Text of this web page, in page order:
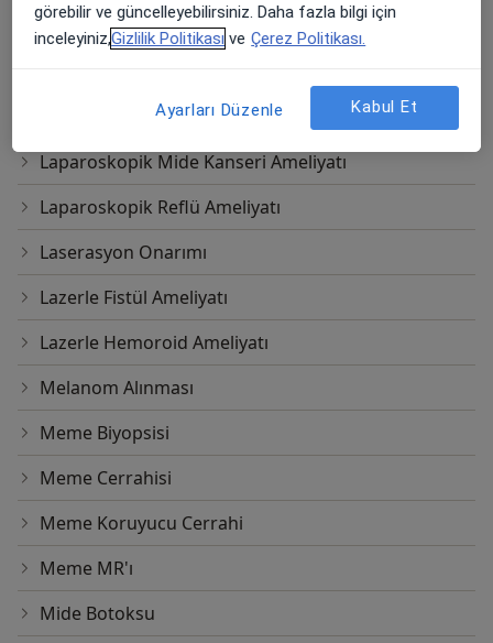
Kıl Dönmesi Tedavisi
Laparoskopik Apendektomi
Laparoskopik Mide Kanseri Ameliyatı
Laparoskopik Reflü Ameliyatı
Laserasyon Onarımı
Lazerle Fistül Ameliyatı
Lazerle Hemoroid Ameliyatı
Melanom Alınması
Meme Biyopsisi
Meme Cerrahisi
Meme Koruyucu Cerrahi
Meme MR'ı
Mide Botoksu
görebilir ve güncelleyebilirsiniz. Daha fazla bilgi için
inceleyiniz,Gizlilik Politikası ve Çerez Politikası.
Ayarları Düzenle Kabul Et